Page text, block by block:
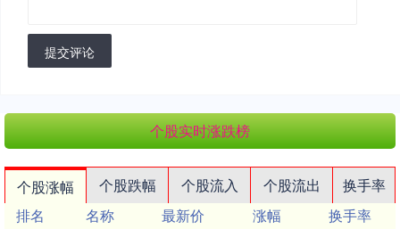
提交评论
个股实时涨跌榜
个股涨幅 个股跌幅 个股流入 个股流出
换手率
排名
名称 最新价 涨幅
换手率